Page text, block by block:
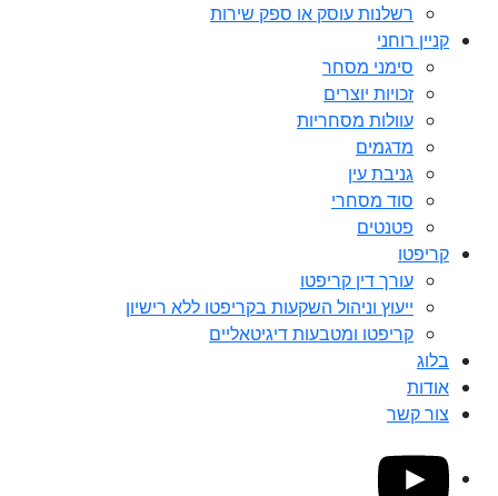
רשלנות עוסק או ספק שירות
קניין רוחני
סימני מסחר
זכויות יוצרים
עוולות מסחריות
מדגמים
גניבת עין
סוד מסחרי
פטנטים
קריפטו
עורך דין קריפטו
ייעוץ וניהול השקעות בקריפטו ללא רישיון
קריפטו ומטבעות דיגיטאליים
בלוג
אודות
צור קשר